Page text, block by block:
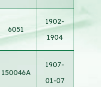
6051
1902-
1904
150046A
1907-
01-07